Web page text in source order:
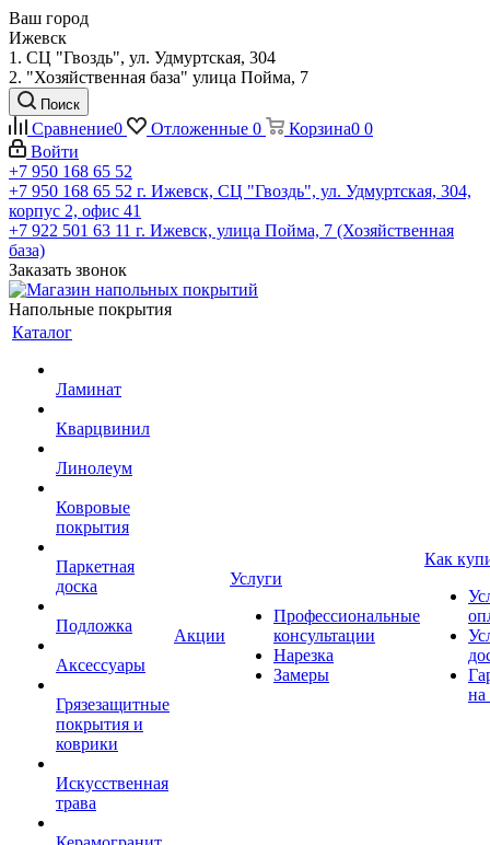
Ваш город
Ижевск
1. СЦ "Гвоздь", ул. Удмуртская, 304
2. "Хозяйственная база" улица Пойма, 7
Поиск
Сравнение0 Отложенные 0 Корзина0 0
Войти
+7 950 168 65 52
+7 950 168 65 52 г. Ижевск, СЦ "Гвоздь", ул. Удмуртская, 304,
корпус 2, офис 41
+7 922 501 63 11 г. Ижевск, улица Пойма, 7 (Хозяйственная
база)
Заказать звонок
Напольные покрытия
Каталог
Ламинат
Кварцвинил
Линолеум
Ковровые
покрытия
Паркетная
доска
Подложка
Аксессуары
Грязезащитные
покрытия и
коврики
Искусственная
трава
Акции
Услуги
Профессиональные
консультации
Нарезка
Замеры
Как
на